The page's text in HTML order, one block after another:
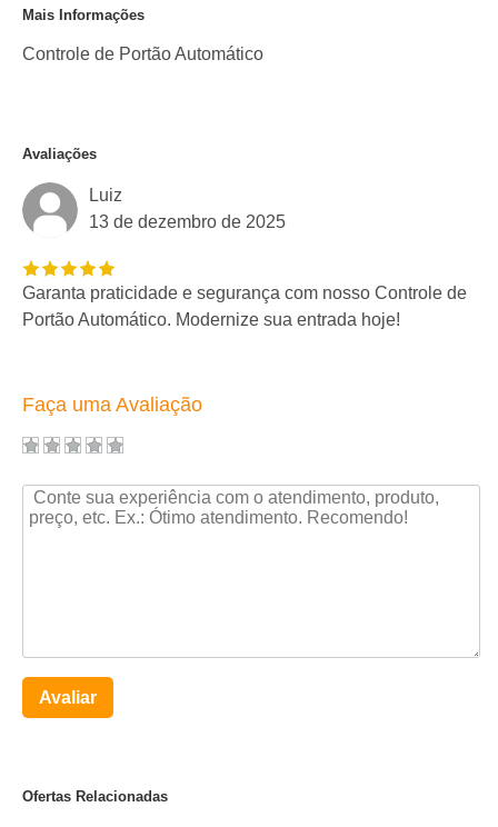
Mais Informações
Controle de Portão Automático
Avaliações
Luiz
13 de dezembro de 2025
Garanta praticidade e segurança com nosso Controle de
Portão Automático. Modernize sua entrada hoje!
Faça uma Avaliação
Avaliar
Ofertas Relacionadas